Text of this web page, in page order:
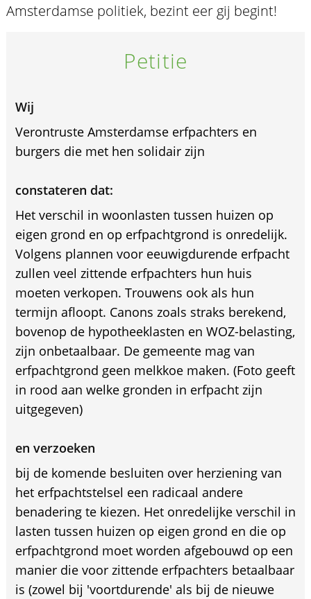
Amsterdamse politiek, bezint eer gij begint!
Petitie
Wij
Verontruste Amsterdamse erfpachters en
burgers die met hen solidair zijn
constateren dat:
Het verschil in woonlasten tussen huizen op
eigen grond en op erfpachtgrond is onredelijk.
Volgens plannen voor eeuwigdurende erfpacht
zullen veel zittende erfpachters hun huis
moeten verkopen. Trouwens ook als hun
termijn afloopt. Canons zoals straks berekend,
bovenop de hypotheeklasten en WOZ-belasting,
zijn onbetaalbaar. De gemeente mag van
erfpachtgrond geen melkkoe maken. (Foto geeft
in rood aan welke gronden in erfpacht zijn
uitgegeven)
en verzoeken
bij de komende besluiten over herziening van
het erfpachtstelsel een radicaal andere
benadering te kiezen. Het onredelijke verschil in
lasten tussen huizen op eigen grond en die op
erfpachtgrond moet worden afgebouwd op een
manier die voor zittende erfpachters betaalbaar
is (zowel bij 'voortdurende' als bij de nieuwe